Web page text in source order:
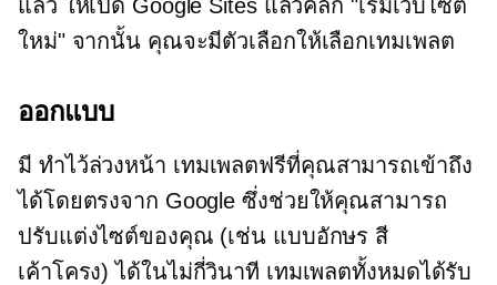
แล้ว ให้เปิด Google Sites แล้วคลิก "เริ่มเว็บไซต์
ใหม่" จากนั้น คุณจะมีตัวเลือกให้เลือกเทมเพลต
ออกแบบ
มี ทำไว้ล่วงหน้า เทมเพลตฟรีที่คุณสามารถเข้าถึง
ได้โดยตรงจาก Google ซึ่งช่วยให้คุณสามารถ
ปรับแต่งไซต์ของคุณ (เช่น แบบอักษร สี
เค้าโครง) ได้ในไม่กี่วินาที เทมเพลตทั้งหมดได้รับ